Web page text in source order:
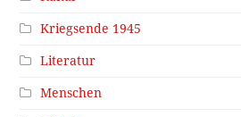
Kriegsende 1945
Literatur
Menschen